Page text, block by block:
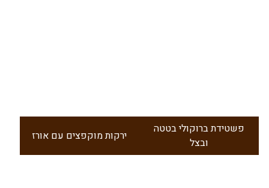
פשטידת ברוקולי בטטה
ובצל
ירקות מוקפצים עם אורז